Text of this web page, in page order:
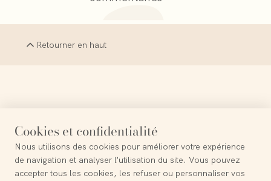
Retourner en haut
Chaque fin est un nouveau commencement
Cookies et confidentialité
Nous utilisons des cookies pour améliorer votre expérience
de navigation et analyser l'utilisation du site. Vous pouvez
accepter tous les cookies, les refuser ou personnaliser vos